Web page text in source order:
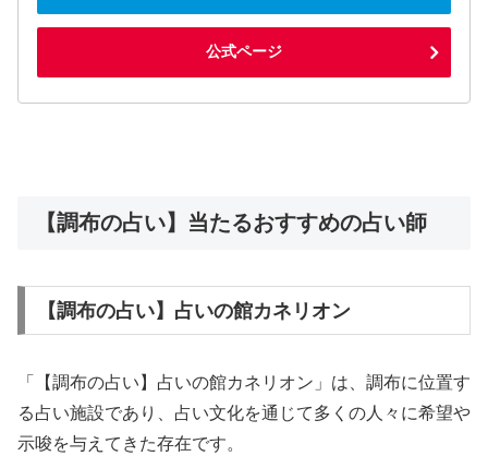
公式ページ
【調布の占い】当たるおすすめの占い師
【調布の占い】占いの館カネリオン
「【調布の占い】占いの館カネリオン」は、調布に位置す
る占い施設であり、占い文化を通じて多くの人々に希望や
示唆を与えてきた存在です。